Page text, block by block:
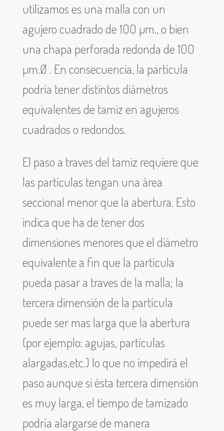
utilizamos es una malla con un
agujero cuadrado de 100 µm., o bien
una chapa perforada redonda de 100
µm.Ø . En consecuencia, la partícula
podría tener distintos diámetros
equivalentes de tamiz en agujeros
cuadrados o redondos.
El paso a traves del tamiz requiere que
las partículas tengan una área
seccional menor que la abertura. Esto
indica que ha de tener dos
dimensiones menores que el diámetro
equivalente a fin que la partícula
pueda pasar a traves de la malla; la
tercera dimensión de la partícula
puede ser mas larga que la abertura
(por ejemplo: agujas, partículas
alargadas,etc.) lo que no impedirá el
paso aunque si ésta tercera dimensión
es muy larga, el tiempo de tamizado
podría alargarse de manera